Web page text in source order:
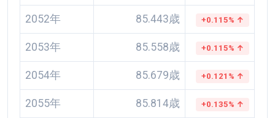
2052年 85.443歳 +0.115% ↑
2053年 85.558歳 +0.115% ↑
2054年 85.679歳 +0.121% ↑
2055年 85.814歳 +0.135% ↑